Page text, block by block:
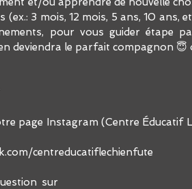
(ex.: 3 mois, 12 mois, 5 ans, 10 ans,
pour vous guider étape
page Instagram (Centre Éducatif
centreducatiflechienfute
sur